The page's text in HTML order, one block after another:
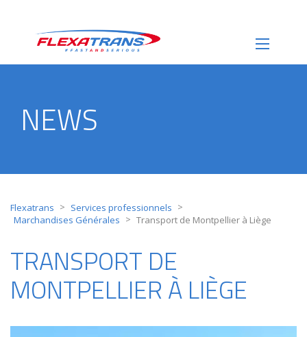
NEWS
Flexatrans > Services professionnels >
Marchandises Générales > Transport de Montpellier à Liège
TRANSPORT DE
MONTPELLIER À LIÈGE